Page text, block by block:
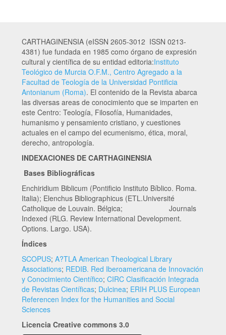
CARTHAGINENSIA (eISSN 2605-3012 ISSN 0213-
4381) fue fundada en 1985 como órgano de expresión
cultural y científica de su entidad editoria:Instituto
Teológico de Murcia O.F.M., Centro Agregado a la
Facultad de Teología de la Universidad Pontificia
Antonianum (Roma). El contenido de la Revista abarca
las diversas areas de conocimiento que se imparten en
este Centro: Teología, Filosofía, Humanidades,
humanismo y pensamiento cristiano, y cuestiones
actuales en el campo del ecumenismo, ética, moral,
derecho, antropología.
INDEXACIONES DE CARTHAGINENSIA
Bases Bibliográficas
Enchiridium Biblicum (Pontificio Instituto Bíblico. Roma.
Italia); Elenchus Bibliographicus (ETL.Université
Catholique de Louvain. Bélgica; Journals
Indexed (RLG. Review International Development.
Options. Largo. USA).
Índices
SCOPUS; A?TLA American Theological Library
Associations; REDIB. Red Iberoamericana de Innovación
y Conocimiento Científico; CIRC Clasificación Integrada
de Revistas Científicas; Dulcinea; ERIH PLUS European
Referencen Index for the Humanities and Social
Sciences
Licencia Creative commons 3.0